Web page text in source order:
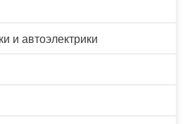
и автоэлектрики